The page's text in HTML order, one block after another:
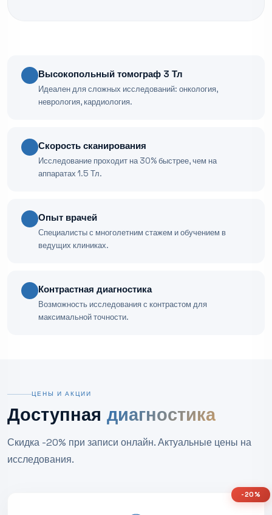
Высокопольный томограф 3 Тл
Идеален для сложных исследований: онкология,
неврология, кардиология.
Скорость сканирования
Исследование проходит на 30% быстрее, чем на
аппаратах 1.5 Тл.
Опыт врачей
Специалисты с многолетним стажем и обучением в
ведущих клиниках.
Контрастная диагностика
Возможность исследования с контрастом для
максимальной точности.
ЦЕНЫ И АКЦИИ
Доступная диагностика
Скидка -20% при записи онлайн. Актуальные цены на
исследования.
-20%